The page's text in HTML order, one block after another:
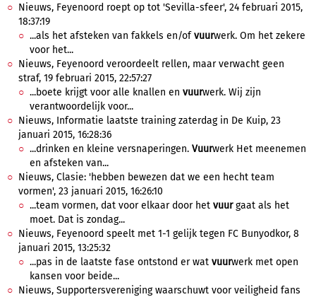
Nieuws, Feyenoord roept op tot 'Sevilla-sfeer', 24 februari 2015,
18:37:19
...als het afsteken van fakkels en/ofvuurwerk. Om het zekere
voor het...
Nieuws, Feyenoord veroordeelt rellen, maar verwacht geen
straf, 19 februari 2015, 22:57:27
...boete krijgt voor alle knallen en vuurwerk. Wij zijn
verantwoordelijk voor...
Nieuws, Informatie laatste training zaterdag in De Kuip, 23
januari 2015, 16:28:36
...drinken en kleine versnaperingen. Vuurwerk Het meenemen
en afsteken van...
Nieuws, Clasie: 'hebben bewezen dat we een hecht team
vormen', 23 januari 2015, 16:26:10
...team vormen, dat voor elkaar door het vuurgaat als het
moet. Dat is zondag...
Nieuws, Feyenoord speelt met 1-1 gelijk tegen FC Bunyodkor, 8
januari 2015, 13:25:32
...pas in de laatste fase ontstond er wat vuurwerk met open
kansen voor beide...
Nieuws, Supportersvereniging waarschuwt voor veiligheid fans